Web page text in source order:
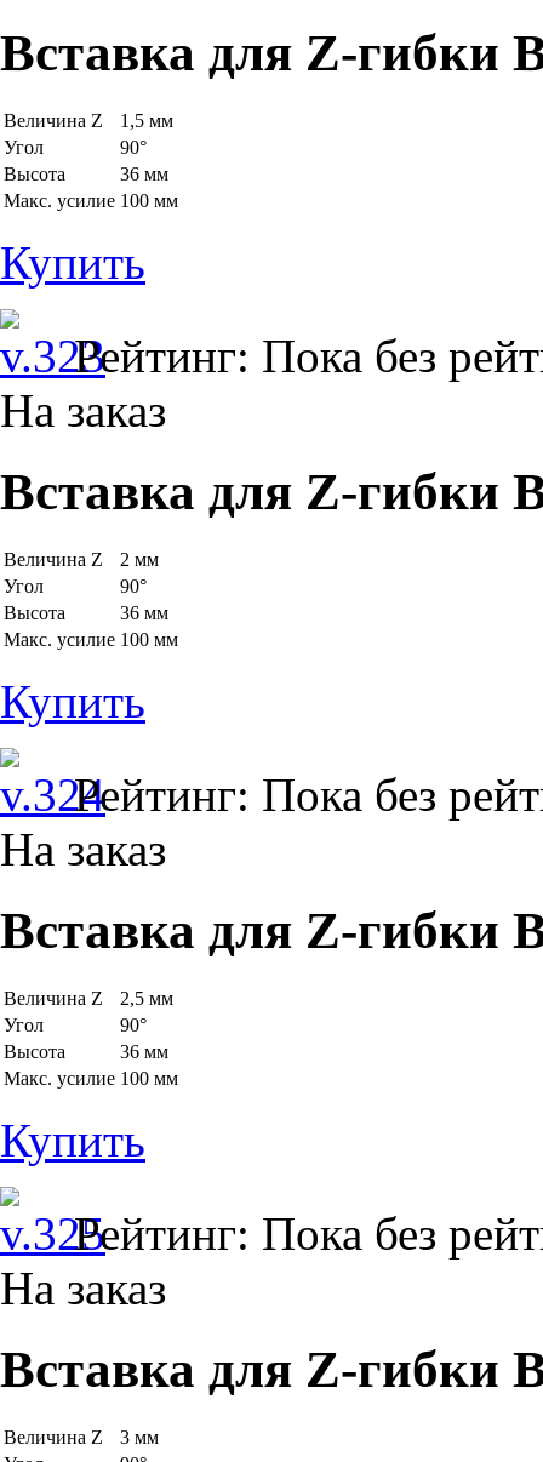
Вставка для Z-гибки
Величина Z
1,5 мм
Угол
90°
Высота
36 мм
Макс. усилие 100 мм
Купить
Рейтинг: Пока без
На заказ
Вставка для Z-гибки
Величина Z
2 мм
Угол
90°
Высота
36 мм
Макс. усилие 100 мм
Купить
Рейтинг: Пока без
На заказ
Вставка для Z-гибки
Величина Z
2,5 мм
Угол
90°
Высота
36 мм
Макс. усилие 100 мм
Купить
Рейтинг: Пока без
На заказ
Вставка для Z-гибки
Величина Z
3 мм